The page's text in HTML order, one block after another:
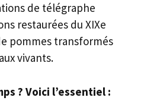
de télégraphe
restaurées du XIXe
pommes transformés
vivants.
? Voici l’essentiel :